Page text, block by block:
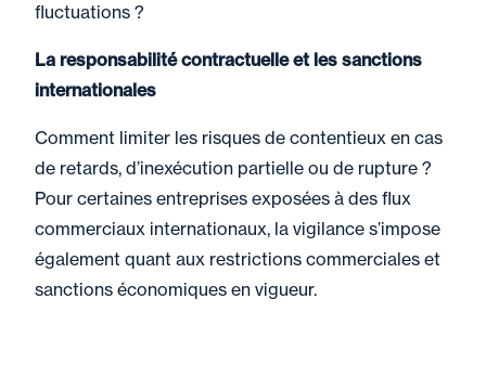
fluctuations ?
La responsabilité contractuelle et les sanctions
internationales
Comment limiter les risques de contentieux en cas
de retards, d’inexécution partielle ou de rupture ?
Pour certaines entreprises exposées à des flux
commerciaux internationaux, la vigilance s’impose
également quant aux restrictions commerciales et
sanctions économiques en vigueur.